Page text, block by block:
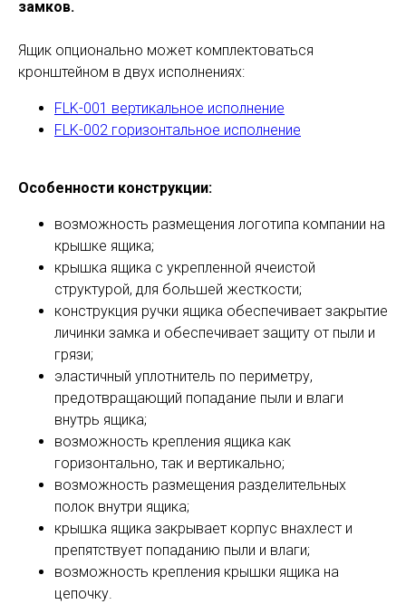
замков.
Ящик опционально может комплектоваться
кронштейном в двух исполнениях:
FLK-001 вертикальное исполнение
FLK-002 горизонтальное исполнение
Особенности конструкции:
возможность размещения логотипа компании на
крышке ящика;
крышка ящика с укрепленной ячеистой
структурой, для большей жесткости;
конструкция ручки ящика обеспечивает закрытие
личинки замка и обеспечивает защиту от пыли и
грязи;
эластичный уплотнитель по периметру,
предотвращающий попадание пыли и влаги
внутрь ящика;
возможность крепления ящика как
горизонтально, так и вертикально;
возможность размещения разделительных
полок внутри ящика;
крышка ящика закрывает корпус внахлест и
препятствует попаданию пыли и влаги;
возможность крепления крышки ящика на
цепочку.